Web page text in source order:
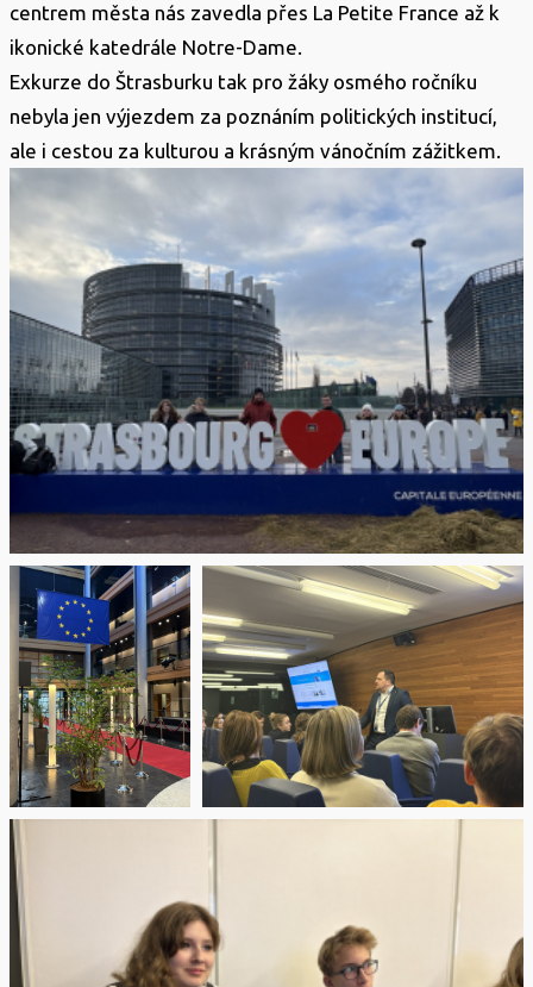
centrem města nás zavedla přes La Petite France až k
ikonické katedrále Notre-Dame.
Exkurze do Štrasburku tak pro žáky osmého ročníku
nebyla jen výjezdem za poznáním politických institucí,
ale i cestou za kulturou a krásným vánočním zážitkem.